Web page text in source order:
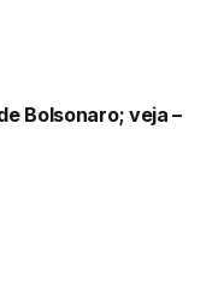
Bolsonaro; veja –